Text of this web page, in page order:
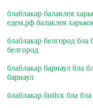
блаблакар балаклея
едем.рф балаклея
блаблакар белгород бла
белгород
блаблакар барнаул бла
барнаул
блаблакар бийск бла